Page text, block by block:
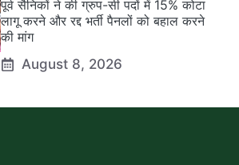
पूर्व सैनिकों ने की ग्रुप-सी पदों में 15% कोटा
लागू करने और रद्द भर्ती पैनलों को बहाल करने
की मांग
August 8, 2026